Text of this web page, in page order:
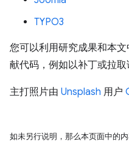
TYPO3
您可以利用研究成果和本
献代码，例如以补丁或拉取
主打照片由 Unsplash 用户
如未另行说明，那么本页面中的